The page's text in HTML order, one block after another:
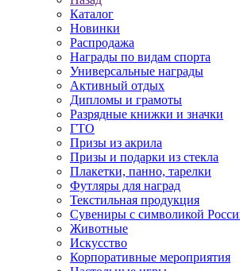
Каталог
Новинки
Распродажа
Награды по видам спорта
Универсальные награды
Активный отдых
Дипломы и грамоты
Разрядные книжки и значки
ГТО
Призы из акрила
Призы и подарки из стекла
Плакетки, панно, тарелки
Футляры для наград
Текстильная продукция
Сувениры с символикой
Животные
Искусство
Корпоративные мероприятия